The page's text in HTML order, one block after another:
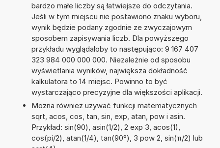
bardzo małe liczby są łatwiejsze do odczytania.
Jeśli w tym miejscu nie postawiono znaku wyboru,
wynik będzie podany zgodnie ze zwyczajowym
sposobem zapisywania liczb. Dla powyższego
przykładu wyglądałoby to następująco: 9 167 407
323 984 000 000 000. Niezależnie od sposobu
wyświetlania wyników, największa dokładność
kalkulatora to 14 miejsc. Powinno to być
wystarczająco precyzyjne dla większości aplikacji.
Można również używać funkcji matematycznych
sqrt, acos, cos, tan, sin, exp, atan, pow i asin.
Przykład: sin(90), asin(1/2), 2 exp 3, acos(1),
cos(pi/2), atan(1/4), tan(90°), 3 pow 2, sin(π/2) lub